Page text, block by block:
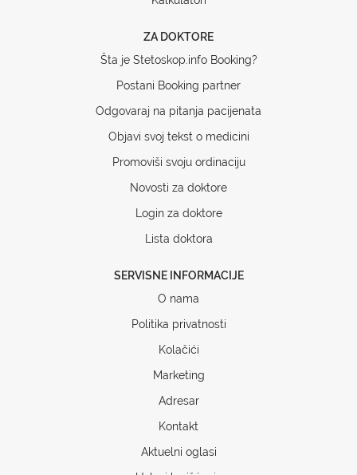
ZA DOKTORE
Šta je Stetoskop.info Booking?
Postani Booking partner
Odgovaraj na pitanja pacijenata
Objavi svoj tekst o medicini
Promoviši svoju ordinaciju
Novosti za doktore
Login za doktore
Lista doktora
SERVISNE INFORMACIJE
O nama
Politika privatnosti
Kolačići
Marketing
Adresar
Kontakt
Aktuelni oglasi